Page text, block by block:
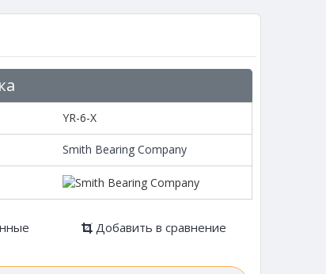
YR-6-X
Smith Bearing Company
Добавить в сравнение